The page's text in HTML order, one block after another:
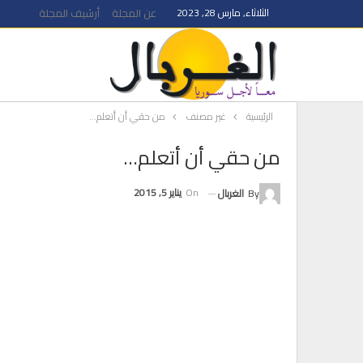
الثلاثاء, مارس 28, 2023 عن المجلة أرشيف المجلة
الرئيسية غير مصنف من حقي أن أتعلم…
من حقي أن أتعلم…
By الغربال On يناير 5, 2015